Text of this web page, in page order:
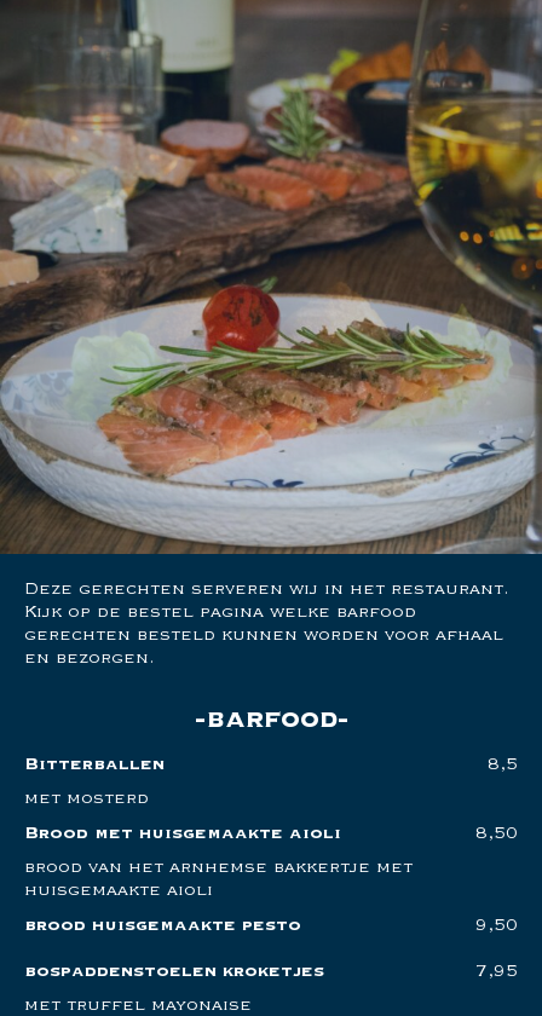
Deze gerechten serveren wij in het restaurant.
Kijk op de bestel pagina welke barfood
gerechten besteld kunnen worden voor afhaal
en bezorgen.
barfood
Bitterballen
8,5
met mosterd
Brood met huisgemaakte aioli
8,50
brood van het arnhemse bakkertje met
huisgemaakte aioli
brood huisgemaakte pesto
9,50
bospaddenstoelen kroketjes
7,95
met truffel mayonaise